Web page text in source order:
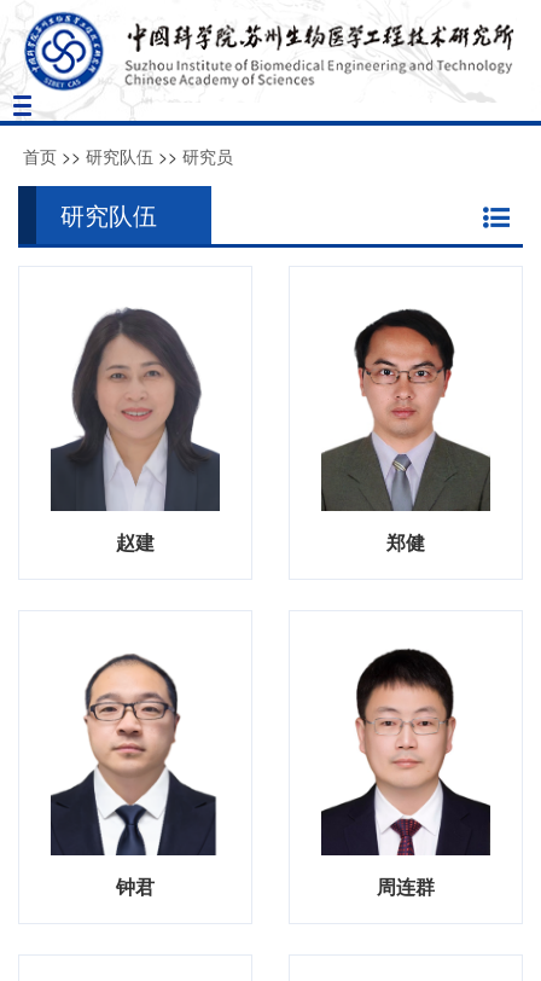
Toggle
navigation
首页 >> 研究队伍 >> 研究员
研究队伍
赵建 郑健
钟君 周连群